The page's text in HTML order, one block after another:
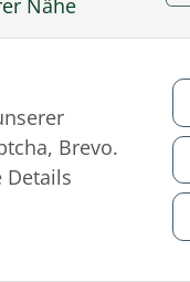
Brevo.
Details